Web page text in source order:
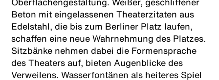
Beton mit eingelassenen Theaterzitaten aus
Edelstahl, die bis zum Berliner Platz laufen,
schaffen eine neue Wahrnehmung des Platzes.
Sitzbänke nehmen dabei die Formensprache
des Theaters auf, bieten Augenblicke des
Verweilens. Wasserfontänen als heiteres Spiel